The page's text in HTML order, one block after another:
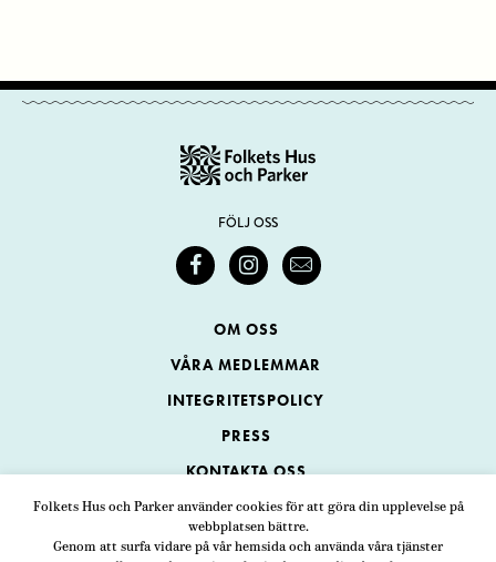
Folkets Hus och Parker använder cookies för att göra din upplevelse på
webbplatsen bättre.
Genom att surfa vidare på vår hemsida och använda våra tjänster
FÖLJ OSS
OM OSS
VÅRA MEDLEMMAR
INTEGRITETSPOLICY
PRESS
KONTAKTA OSS
Folkets Hus och Parker